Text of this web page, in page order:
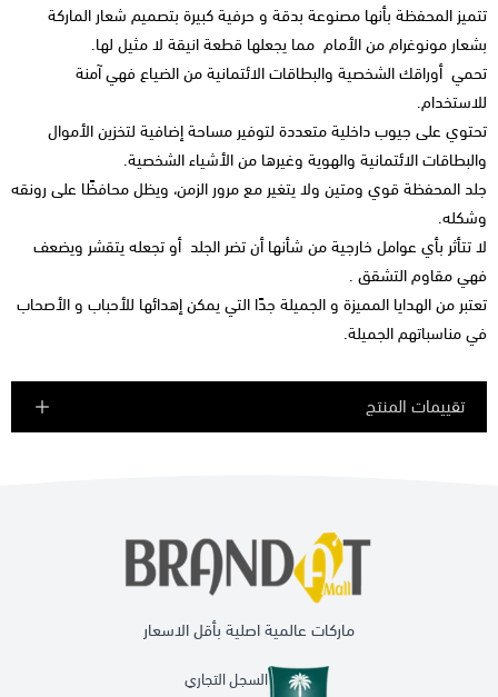
تتميز المحفظة بأنها مصنوعة بدقة و حرفية كبيرة بتصميم شعار الماركة
بشعار مونوغرام من الأمام مما يجعلها قطعة انيقة لا مثيل لها.
تحمي أوراقك الشخصية والبطاقات الائتمانية من الضياع فهي آمنة
للاستخدام.
تحتوي على جيوب داخلية متعددة لتوفير مساحة إضافية لتخزين الأموال
والبطاقات الائتمانية والهوية وغيرها من الأشياء الشخصية.
جلد المحفظة قوي ومتين ولا يتغير مع مرور الزمن، ويظل محافظًا على رونقه
وشكله.
لا تتأثر بأي عوامل خارجية من شأنها أن تضر الجلد أو تجعله يتقشر ويضعف
فهي مقاوم التشقق .
تعتبر من الهدايا المميزة و الجميلة جدًا التي يمكن إهدائها للأحباب و الأصحاب
في مناسباتهم الجميلة.
تقييمات المنتج
ماركات عالمية اصلية بأقل الاسعار
السجل التجاري